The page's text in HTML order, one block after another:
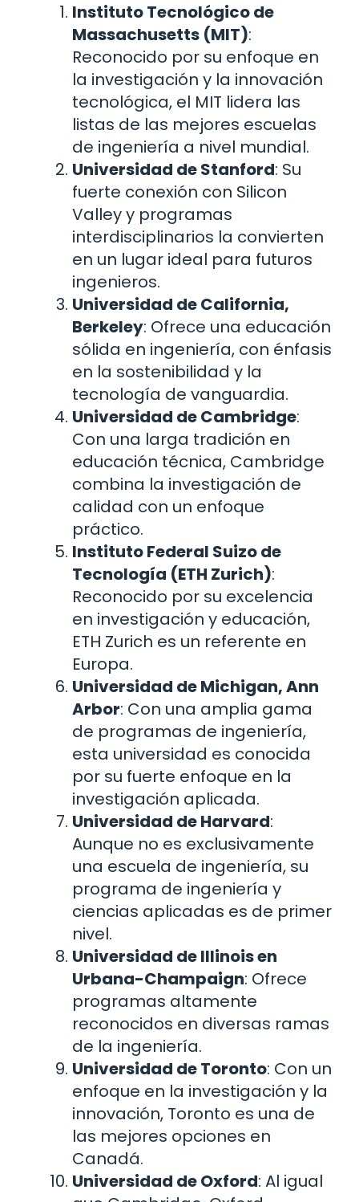
Instituto Tecnológico de
Massachusetts (MIT):
Reconocido por su enfoque en
la investigación y la innovación
tecnológica, el MIT lidera las
listas de las mejores escuelas
de ingeniería a nivel mundial.
Universidad de Stanford: Su
fuerte conexión con Silicon
Valley y programas
interdisciplinarios la convierten
en un lugar ideal para futuros
ingenieros.
Universidad de California,
Berkeley: Ofrece una educación
sólida en ingeniería, con énfasis
en la sostenibilidad y la
tecnología de vanguardia.
Universidad de Cambridge:
Con una larga tradición en
educación técnica, Cambridge
combina la investigación de
calidad con un enfoque
práctico.
Instituto Federal Suizo de
Tecnología (ETH Zurich):
Reconocido por su excelencia
en investigación y educación,
ETH Zurich es un referente en
Europa.
Universidad de Michigan, Ann
Arbor: Con una amplia gama
de programas de ingeniería,
esta universidad es conocida
por su fuerte enfoque en la
investigación aplicada.
Universidad de Harvard:
Aunque no es exclusivamente
una escuela de ingeniería, su
programa de ingeniería y
ciencias aplicadas es de primer
nivel.
Universidad de Illinois en
Urbana-Champaign: Ofrece
programas altamente
reconocidos en diversas ramas
de la ingeniería.
Universidad de Toronto: Con un
enfoque en la investigación y la
innovación, Toronto es una de
las mejores opciones en
Canadá.
Universidad de Oxford: Al igual